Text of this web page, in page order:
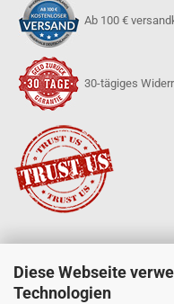
Diese Webseite
Technologien
Ab 100 €
30-tägiges
SERVICE
Mein Konto